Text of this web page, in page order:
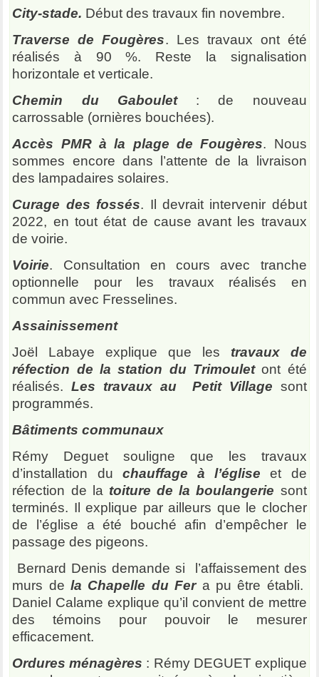
City-stade. Début des travaux fin novembre.
Traverse de Fougères. Les travaux ont été
réalisés à 90 %. Reste la signalisation
horizontale et verticale.
Chemin du Gaboulet: de nouveau
carrossable (ornières bouchées).
Accès PMR à la plage de Fougères. Nous
sommes encore dans l’attente de la livraison
des lampadaires solaires.
Curage des fossés. Il devrait intervenir début
2022, en tout état de cause avant les travaux
de voirie.
Voirie. Consultation en cours avec tranche
optionnelle pour les travaux réalisés en
commun avec Fresselines.
Assainissement
Joël Labaye explique que les travaux de
réfection de la station du Trimouletont été
réalisés.Les travaux au Petit Village sont
programmés.
Bâtiments communaux
Rémy Deguet souligne que les travaux
d’installation du chauffage à l’église et de
réfection de la toiture de la boulangerie sont
terminés. Il explique par ailleurs que le clocher
de l’église a été bouché afin d’empêcher le
passage des pigeons.
Bernard Denis demande si l’affaissement des
murs de la Chapelle du Fera pu être établi.
Daniel Calame explique qu’il convient de mettre
des témoins pour pouvoir le mesurer
efficacement.
Ordures ménagères : Rémy DEGUET explique